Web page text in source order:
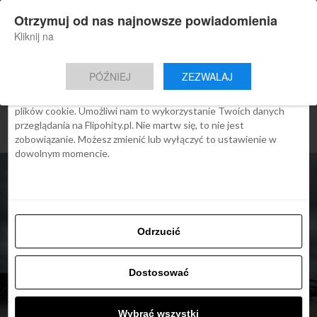
Nowa aplikacja Flipohity
Aktualne wiadomości, artykuły, TOP
Instalacja
UNCATEGORIZED
Wielka Brytania: będzie
wymagana ETAETA do
Zgoda Szczegóły O cookies
Ta strona używa plików cookies
We Flipo robimy wszystko, aby pokazać Ci tylko te treści, które
plików cookie. Umożliwi nam to wykorzystanie Twoich danych
przeglądania na Flipohity.pl. Nie martw się, to nie jest
zobowiązanie. Możesz zmienić lub wyłączyć to ustawienie w
dowolnym momencie.
Odrzucić
Dostosować
Wybrać wszystki
Otrzymuj od nas najnowsze powiadomienia
Kliknij na
PÓŹNIEJ ZEZWALAJ